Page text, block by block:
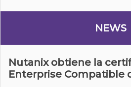
NEWS
Nutanix obtiene la
Enterprise Compatible